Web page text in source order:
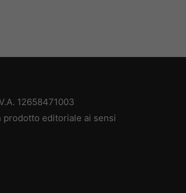
12658471003
prodotto editoriale ai sensi